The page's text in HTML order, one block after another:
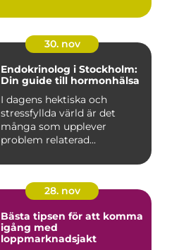
30. nov
Endokrinolog i Stockholm:
Din guide till hormonhälsa
I dagens hektiska och
stressfyllda värld är det
många som upplever
problem relaterad...
28. nov
Bästa tipsen för att komma
igång med
loppmarknadsjakt